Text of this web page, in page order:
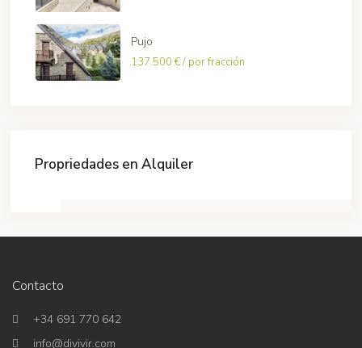
Pujo
137.500 €/ por fracción
Propriedades en Alquiler
Contacto
+34 691 770 642
info@divivir.com